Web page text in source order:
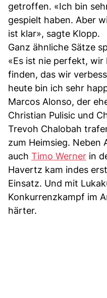
getroffen. «Ich bin
gespielt haben. Aber
ist klar», sagte Klopp.
Ganz ähnliche Sätze
«Es ist nie perfekt,
finden, das wir
heute bin ich sehr
Marcos Alonso, der
Christian Pulisic und
Trevoh Chalobah
zum Heimsieg. Neben
auch Timo Werner in
Havertz kam indes
Einsatz. Und mit
Konkurrenzkampf im
härter.